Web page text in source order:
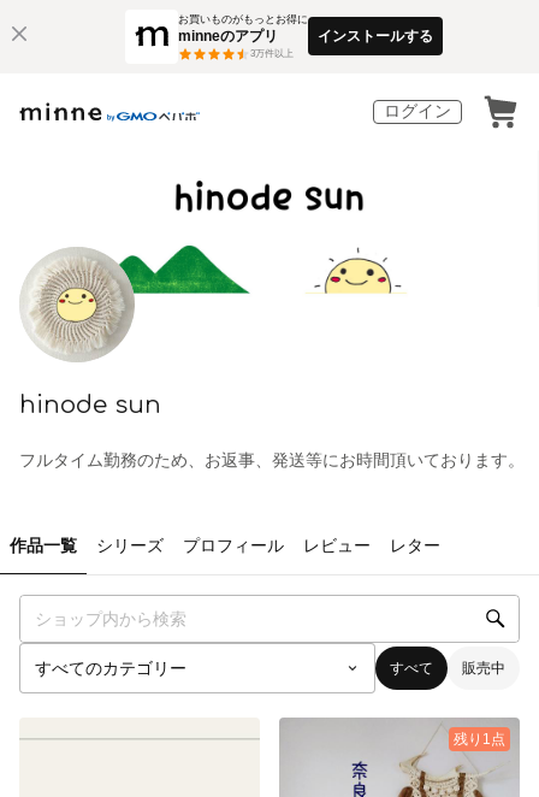
お買いものがもっとお得に
minneのアプリ
3万件以上
インストールする
ログイン
hinode sun
フルタイム勤務のため、お返事、発送等にお時間頂いております。
作品一覧 シリーズ プロフィール レビュー レター
すべて 販売中
残り1点